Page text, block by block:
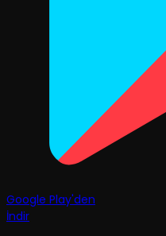
Google Play'den
İndir